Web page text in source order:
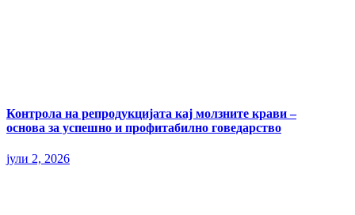
Контрола на репродукцијата кај молзните крави –
основа за успешно и профитабилно говедарство
јули 2, 2026